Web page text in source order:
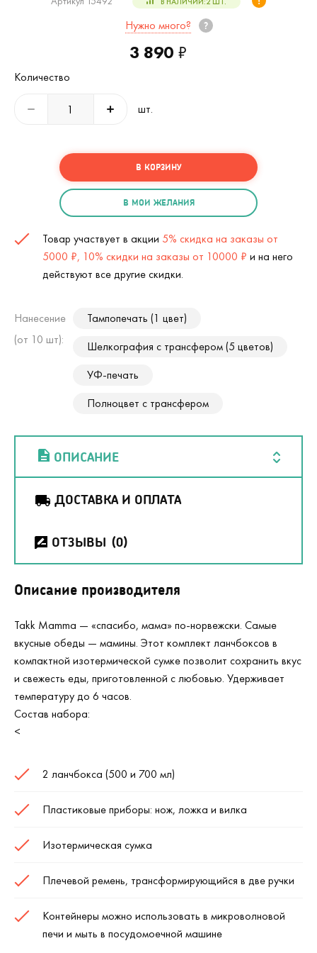
Нужно много?
3 890 ₽
Количество
шт.
В КОРЗИНУ
В МОИ ЖЕЛАНИЯ
Товар участвует в акции 5% скидка на заказы от
5000 ₽, 10% скидки на заказы от 10000 ₽ и на него
действуют все другие скидки.
Нанесение
(от 10 шт):
Тампопечать (1 цвет)
Шелкография с трансфером (5 цветов)
УФ-печать
Полноцвет с трансфером
ОПИСАНИЕ
ДОСТАВКА И ОПЛАТА
ОТЗЫВЫ (0)
Описание производителя
Takk Mamma — «спасибо, мама» по-норвежски. Самые
вкусные обеды — мамины. Этот комплект ланчбоксов в
компактной изотермической сумке позволит сохранить вкус
и свежесть еды, приготовленной с любовью. Удерживает
температуру до 6 часов.
Состав набора:
<
2 ланчбокса (500 и 700 мл)
Пластиковые приборы: нож, ложка и вилка
Изотермическая сумка
Плечевой ремень, трансформирующийся в две ручки
Контейнеры можно использовать в микроволновой
печи и мыть в посудомоечной машине